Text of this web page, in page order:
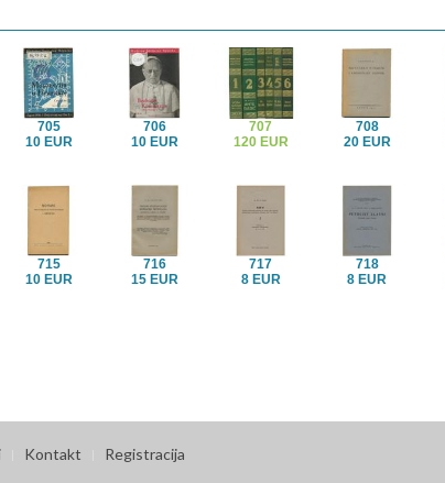
705
10 EUR
706
10 EUR
707
120 EUR
708
20 EUR
715
10 EUR
716
15 EUR
717
8 EUR
718
8 EUR
Kontakt Registracija